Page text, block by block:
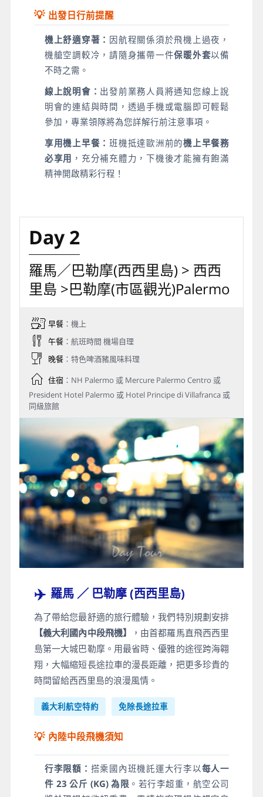
💡 出發日行前提醒
機上舒適穿著： 因航程關係須於飛機上過夜，
機艙空調較冷，請隨身攜帶一件保暖外套以備
不時之需。
線上說明會： 出發前業務人員將通知您線上說
明會的連結與時間，透過手機或電腦即可輕鬆
參加，專業領隊將為您詳解行前注意事項。
享用機上早餐：班機抵達歐洲前的機上早餐務
必享用 ，充分補充體力，下機後才能擁有飽滿
精神開啟精彩行程！
Day 2
羅馬／巴勒摩(西西里島) > 西西
里島 >巴勒摩(市區觀光)Palermo
早餐：機上
午餐：航班時間 機場自理
晚餐：特色啤酒豬風味料理
住宿：NH Palermo 或 Mercure Palermo Centro 或
President Hotel Palermo 或 Hotel Principe di Villafranca 或
同級旅館
✈️ 羅馬 ／ 巴勒摩 (西西里島)
為了帶給您最舒適的旅行體驗，我們特別規劃安排
【義大利國內中段飛機】
，由首都羅馬直飛西西里
島第一大城巴勒摩。用最省時、優雅的途徑跨海翱
翔，大幅縮短長途拉車的漫長距離，把更多珍貴的
時間留給西西里島的浪漫風情。
義大利航空特約 免除長途拉車
💡 內陸中段飛機須知
行李限額： 搭乘國內班機託運大行李以每人一
件 23 公斤 (KG) 為限 。若行李超重，航空公司